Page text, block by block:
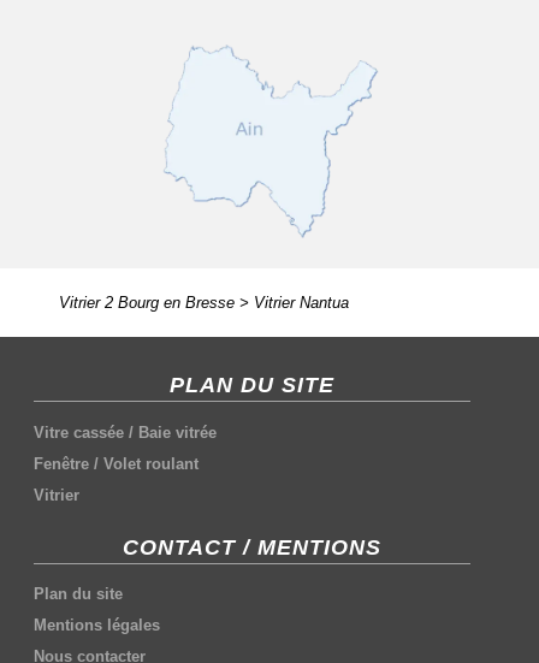
Vitrier 2 Bourg en Bresse> Vitrier Nantua
PLAN DU SITE
Vitre cassée / Baie vitrée
Fenêtre /Volet roulant
Vitrier
CONTACT / MENTIONS
Plan du site
Mentions légales
Nous contacter